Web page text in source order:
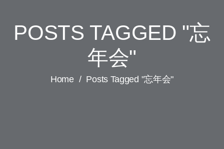
POSTS TAGGED "忘
年会"
Home / Posts Tagged "忘年会"